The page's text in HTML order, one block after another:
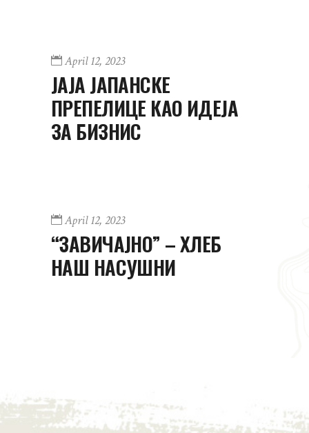
April 12, 2023
ЈАЈА ЈАПАНСКЕ
ПРЕПЕЛИЦЕ КАО ИДЕЈА
ЗА БИЗНИС
April 12, 2023
“ЗАВИЧАЈНО” – ХЛЕБ
НАШ НАСУШНИ